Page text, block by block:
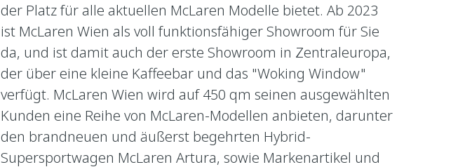
der Platz für alle aktuellen McLaren Modelle bietet. Ab 2023
ist McLaren Wien als voll funktionsfähiger Showroom für Sie
da, und ist damit auch der erste Showroom in Zentraleuropa,
der über eine kleine Kaffeebar und das "Woking Window"
verfügt. McLaren Wien wird auf 450 qm seinen ausgewählten
Kunden eine Reihe von McLaren-Modellen anbieten, darunter
den brandneuen und äußerst begehrten Hybrid-
Supersportwagen McLaren Artura, sowie Markenartikel und